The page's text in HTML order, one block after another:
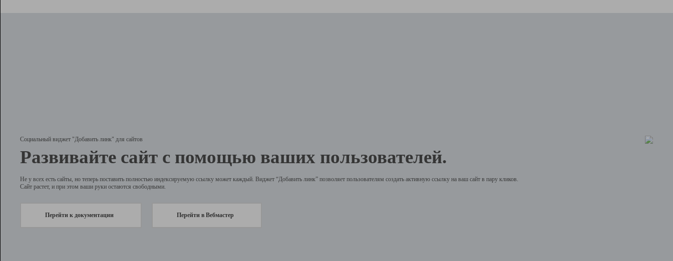
Социальный виджет "Добавить линк" для сайтов
Развивайте сайт с помощью ваших пользователей.
Не у всех есть сайты, но теперь поставить полностью индексируемую ссылку может каждый. Виджет “Добавить линк” позволяет пользователям создать активную ссылку на ваш сайт в пару кликов.
Сайт растет, и при этом ваши руки остаются свободными.
Перейти к документации Перейти в Вебмастер